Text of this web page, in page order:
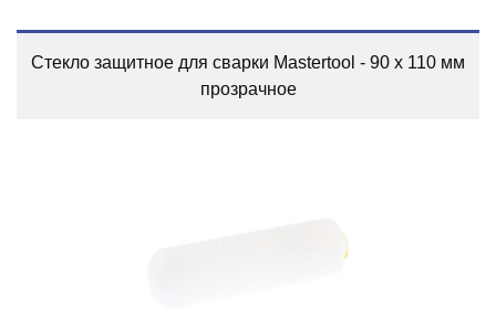
Стекло защитное для сварки Mastertool - 90 x 110 мм
прозрачное